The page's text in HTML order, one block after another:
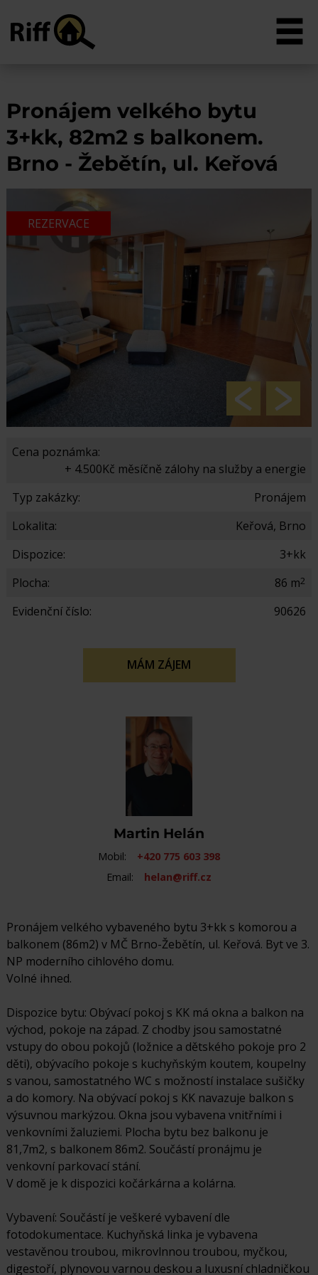
Pronájem velkého bytu
3+kk, 82m2 s balkonem.
Brno - Žebětín, ul. Keřová
REZERVACE
Cena poznámka:
+ 4.500Kč měsíčně zálohy na služby a energie
Typ zakázky:
Pronájem
Lokalita:
Keřová, Brno
Dispozice:
3+kk
Plocha:
86 m2
Evidenční číslo: 90626
MÁM ZÁJEM
Martin Helán
Mobil:
+420 775 603 398
Email:
helan@riff.cz
Pronájem velkého vybaveného bytu 3+kk s komorou a
balkonem (86m2) v MČ Brno-Žebětín, ul. Keřová. Byt ve 3.
NP moderního cihlového domu.
Volné ihned.
Dispozice bytu: Obývací pokoj s KK má okna a balkon na
východ, pokoje na západ. Z chodby jsou samostatné
vstupy do obou pokojů (ložnice a dětského pokoje pro 2
děti), obývacího pokoje s kuchyňským koutem, koupelny
s vanou, samostatného WC s možností instalace sušičky
a do komory. Na obývací pokoj s KK navazuje balkon s
výsuvnou markýzou. Okna jsou vybavena vnitřními i
venkovními žaluziemi. Plocha bytu bez balkonu je
81,7m2, s balkonem 86m2. Součástí pronájmu je
venkovní parkovací stání.
V domě je k dispozici kočárkárna a kolárna.
Vybavení: Součástí je veškeré vybavení dle
fotodokumentace. Kuchyňská linka je vybavena
vestavěnou troubou, mikrovlnnou troubou, myčkou,
digestoří, plynovou varnou deskou a luxusní chladničkou